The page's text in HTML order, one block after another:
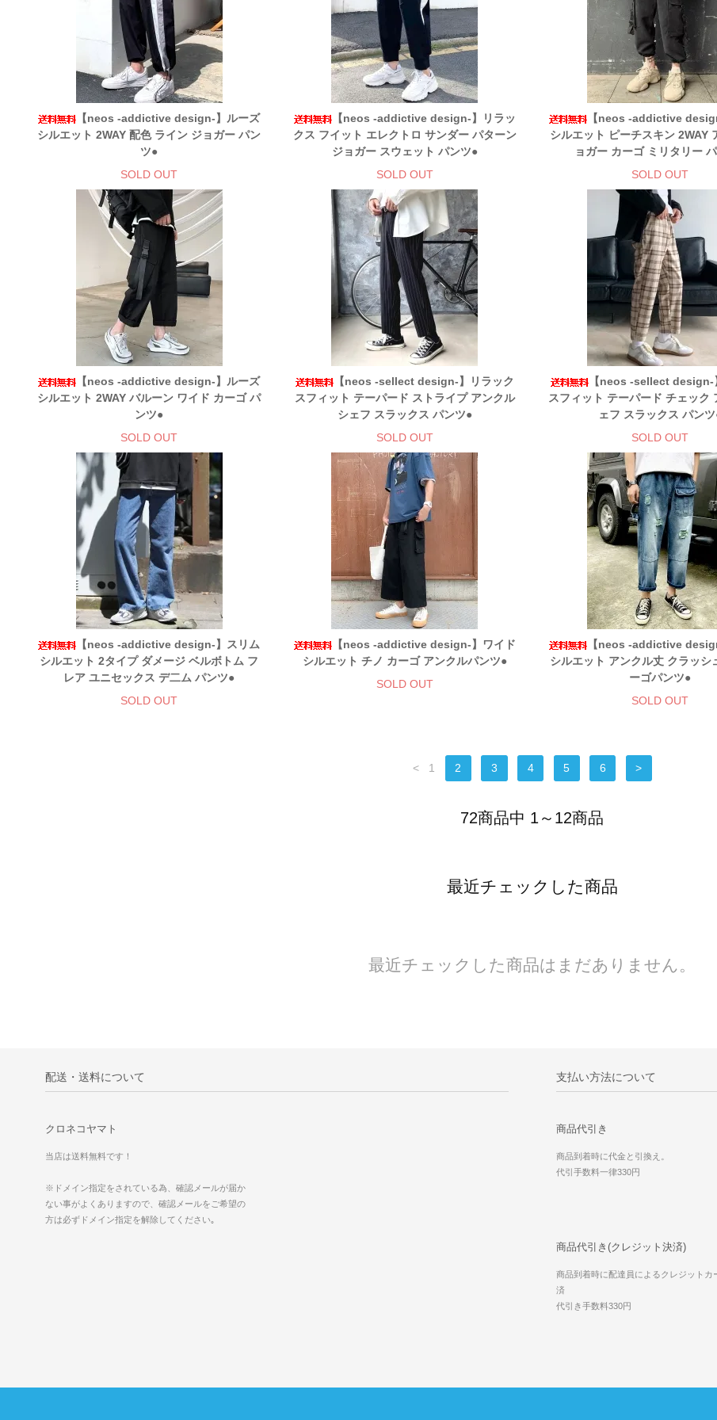
【neos -addictive design-】ルーズ
シルエット 2WAY 配色 ライン ジョガー パン
ツ●
SOLD OUT
【neos -addictive design-】リラッ
クス フイット エレクトロ サンダー パターン
ジョガー スウェット パンツ●
SOLD OUT
【neos -addictive
シルエット ピーチスキン 2WAY
ョガー カーゴ ミリタリー
SOLD OUT
【neos -addictive design-】ルーズ
シルエット 2WAY バルーン ワイド カーゴ パ
ンツ●
SOLD OUT
【neos -sellect design-】リラック
スフィット テーパード ストライプ アンクル
シェフ スラックス パンツ●
SOLD OUT
【neos -sellect design-
スフィット テーパード チェック
ェフ スラックス パン
SOLD OUT
【neos -addictive design-】スリム
シルエット 2タイプ ダメージ ベルボトム フ
レア ユニセックス デ二ム パンツ●
SOLD OUT
【neos -addictive design-】ワイド
シルエット チノ カーゴ アンクルパンツ●
SOLD OUT
【neos -addictive
シルエット アンクル丈 クラッシ
ーゴパンツ●
SOLD OUT
< 1 2 3 4 5 6 >
72商品中 1～12商品
最近チェックした商品
最近チェックした商品はまだありません。
配送・送料について
クロネコヤマト
当店は送料無料です！
※ドメイン指定をされている為、確認メールが届か
ない事がよくありますので、確認メールをご希望の
方は必ずドメイン指定を解除してください｡
支払い方法について
商品代引き
商品到着時に代金と引換え。
代引手数料一律330円
商品代引き(クレジット決済)
商品到着時に配達員によるクレジットカ
済
代引き手数料330円